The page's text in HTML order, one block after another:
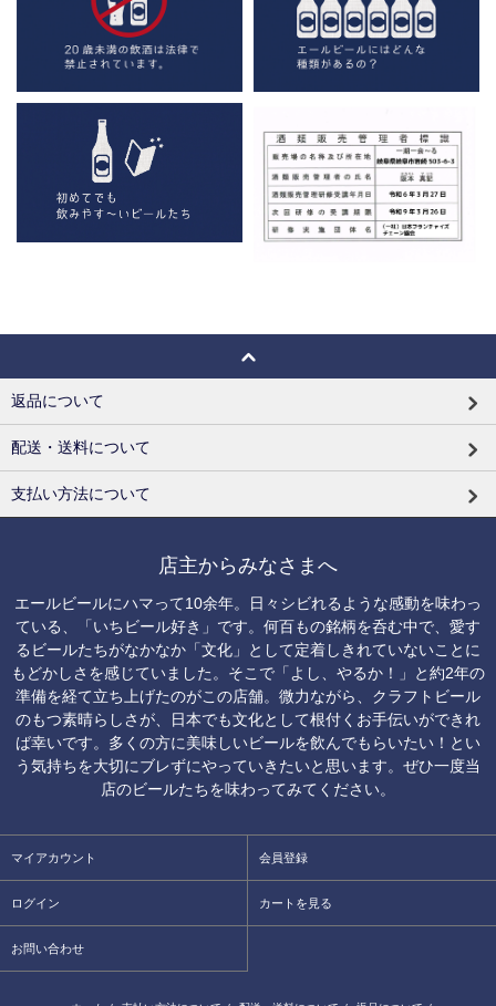
返品について
配送・送料について
支払い方法について
店主からみなさまへ
エールビールにハマって10余年。日々シビれるような感動を味わっ
ている、「いちビール好き」です。何百もの銘柄を呑む中で、愛す
るビールたちがなかなか「文化」として定着しきれていないことに
もどかしさを感じていました。そこで「よし、やるか！」と約2年の
準備を経て立ち上げたのがこの店舗。微力ながら、クラフトビール
のもつ素晴らしさが、日本でも文化として根付くお手伝いができれ
ば幸いです。多くの方に美味しいビールを飲んでもらいたい！とい
う気持ちを大切にブレずにやっていきたいと思います。ぜひ一度当
店のビールたちを味わってみてください。
マイアカウント 会員登録
ログイン カートを見る
お問い合わせ